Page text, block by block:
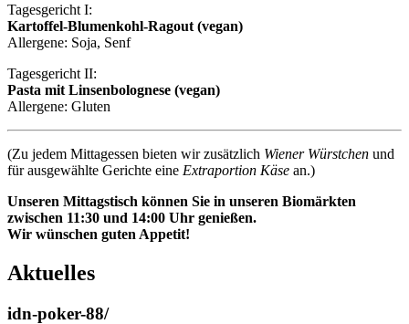
Tagesgericht I:
Kartoffel-Blumenkohl-Ragout (vegan)
Allergene: Soja, Senf
Tagesgericht II:
Pasta mit Linsenbolognese (vegan)
Allergene: Gluten
(Zu jedem Mittagessen bieten wir zusätzlich Wiener Würstchen und
für ausgewählte Gerichte eine Extraportion Käse an.)
Unseren Mittagstisch können Sie in unseren Biomärkten
zwischen 11:30 und 14:00 Uhr genießen.
Wir wünschen guten Appetit!
Aktuelles
idn-poker-88/